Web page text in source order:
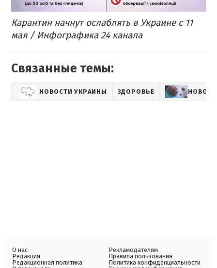
Карантин начнут ослаблять в Украине с 11
мая / Инфографика 24 канала
Связанные темы:
НОВОСТИ УКРАИНЫ ЗДОРОВЬЕ
О нас
Редакция
Редакционная политика
Рекламодателям
Правила пользования
Политика конфиденциальности